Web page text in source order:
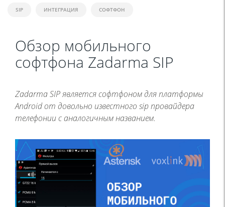
SIP ИНТЕГРАЦИЯ СОФТФОН
Обзор мобильного
софтфона Zadarma SIP
Zadarma SIP является софтфоном для платформы
Android от довольно известного sip провайдера
телефонии с аналогичным названием.